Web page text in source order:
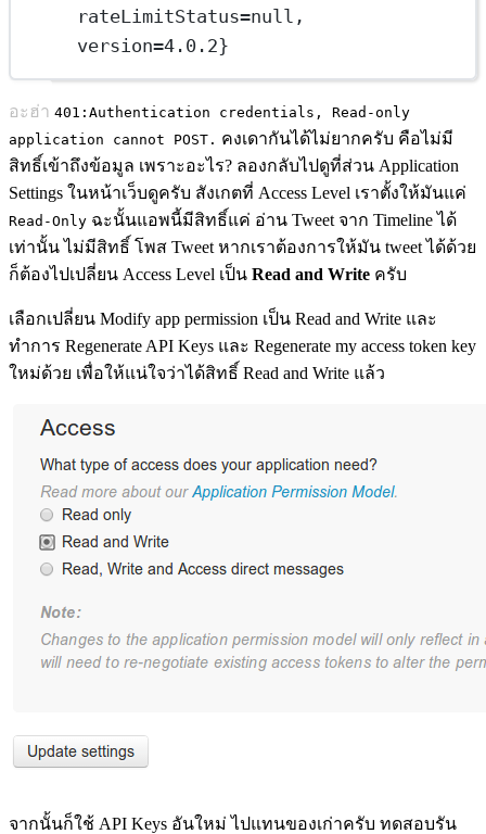
rateLimitStatus=null,
version=4.0.2}
อะฮ่า 401:Authentication credentials, Read-only
application cannot POST. คงเดากันได้ไม่ยากครับ คือไม่มี
สิทธิ์เข้าถึงข้อมูล เพราะอะไร? ลองกลับไปดูที่ส่วน Application
Settings ในหน้าเว็บดูครับ สังเกตที่ Access Level เราตั้งให้มันแค่
Read-Only ฉะนั้นแอพนี้มีสิทธิ์แค่ อ่าน Tweet จาก Timeline ได้
เท่านั้น ไม่มีสิทธิ์ โพส Tweet หากเราต้องการให้มัน tweet ได้ด้วย
ก็ต้องไปเปลี่ยน Access Level เป็น Read and Write ครับ
เลือกเปลี่ยน Modify app permission เป็น Read and Write และ
ทำการ Regenerate API Keys และ Regenerate my access token key
ใหม่ด้วย เพื่อให้แน่ใจว่าได้สิทธิ์ Read and Write แล้ว
จากนั้นก็ใช้ API Keys อันใหม่ ไปแทนของเก่าครับ ทดสอบรัน